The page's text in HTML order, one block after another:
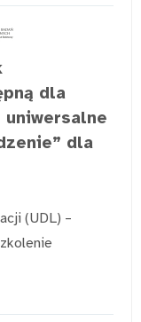
dla
dla
(UDL) –